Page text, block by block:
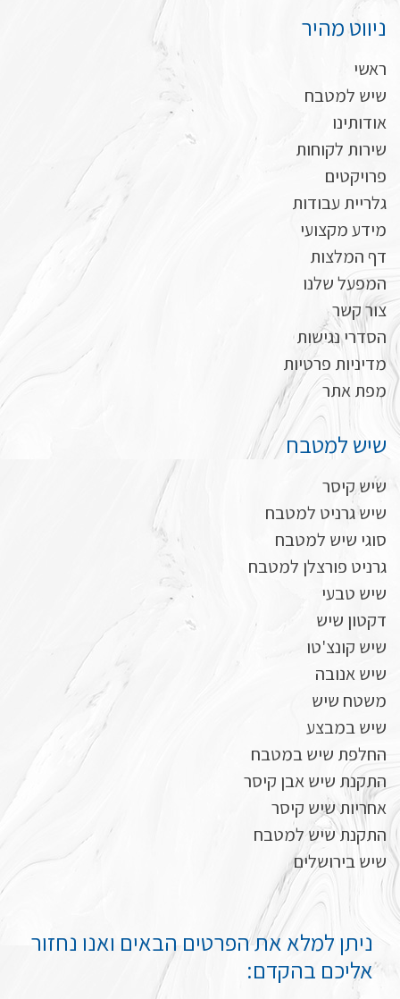
ניווט מהיר
ראשי
שיש למטבח
אודותינו
שירות לקוחות
פרויקטים
גלריית עבודות
מידע מקצועי
דף המלצות
המפעל שלנו
צור קשר
הסדרי נגישות
מדיניות פרטיות
מפת אתר
שיש למטבח
שיש קיסר
שיש גרניט למטבח
סוגי שיש למטבח
גרניט פורצלן למטבח
שיש טבעי
דקטון שיש
שיש קונצ'טו
שיש אנובה
משטח שיש
שיש במבצע
החלפת שיש במטבח
התקנת שיש אבן קיסר
אחריות שיש קיסר
התקנת שיש למטבח
שיש בירושלים
ניתן למלא את הפרטים הבאים ואנו נחזור
אליכם בהקדם: